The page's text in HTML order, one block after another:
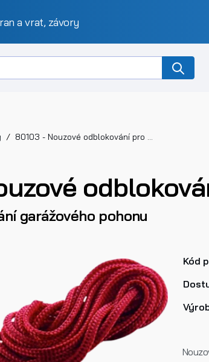
a vrat, závory
80103 - Nouzové odblokování pro stropní pohony
garážového pohonu
Kód